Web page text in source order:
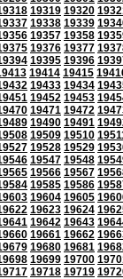
19319 19320
19338 19339
19357 19358
19376 19377
19395 19396
19414 19415
19433 19434
19452 19453
19471 19472
19490 19491
19509 19510
19528 19529
19547 19548
19566 19567
19585 19586
19604 19605
19623 19624
19642 19643
19661 19662
19680 19681
19699 19700
19718 19719